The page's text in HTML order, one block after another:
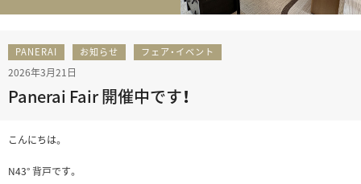
PANERAI お知らせ フェア・イベント
2026年3月21日
Panerai Fair 開催中です！
こんにちは。
N43° 背戸です。